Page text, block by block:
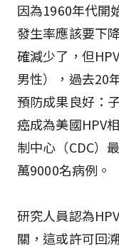
因為1960年代開
發生率應該要下
確減少了，但
男性），過去20
預防成果良好：
癌成為美國HPV
制中心（CDC）
萬9000名病例。
研究人員認為
關，這或許可回